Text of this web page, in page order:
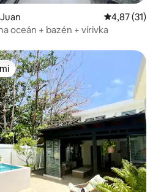
Priemerné
4,87 (31)
oceán + bazén + vírivka